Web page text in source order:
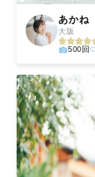
あかね
大阪
500回